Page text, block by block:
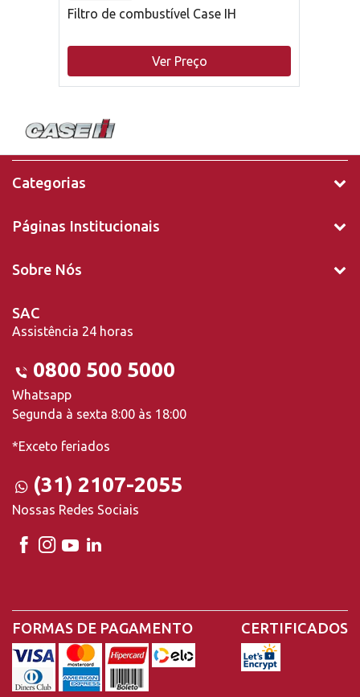
Filtro de combustível Case IH
Ver Preço
Categorias
Páginas Institucionais
Sobre Nós
SAC
Assistência 24 horas
0800 500 5000
Whatsapp
Segunda à sexta 8:00 às 18:00
*Exceto feriados
(31) 2107-2055
Nossas Redes Sociais
FORMAS DE PAGAMENTO CERTIFICADOS